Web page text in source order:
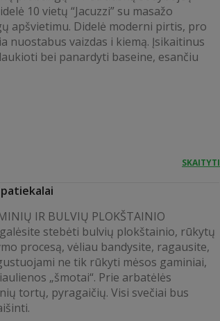
10 vietų “Jacuzzi” su masažo
apšvietimu. Didelė moderni pirtis, pro
nuostabus vaizdas i kiemą. Įsikaitinus
bei panardyti baseine, esančiu
SKAITYTI
IR BULVIŲ PLOKŠTAINIO
galėsite stebėti bulvių plokštainio, rūkytų
procesą, vėliau bandysite, ragausite,
ne tik rūkyti mėsos gaminiai,
„šmotai“. Prie arbatėlės
tortų, pyragaičių. Visi svečiai bus